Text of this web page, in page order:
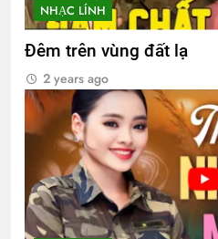
NHẠC LÍNH
Đêm trên vùng đất lạ
2 years ago